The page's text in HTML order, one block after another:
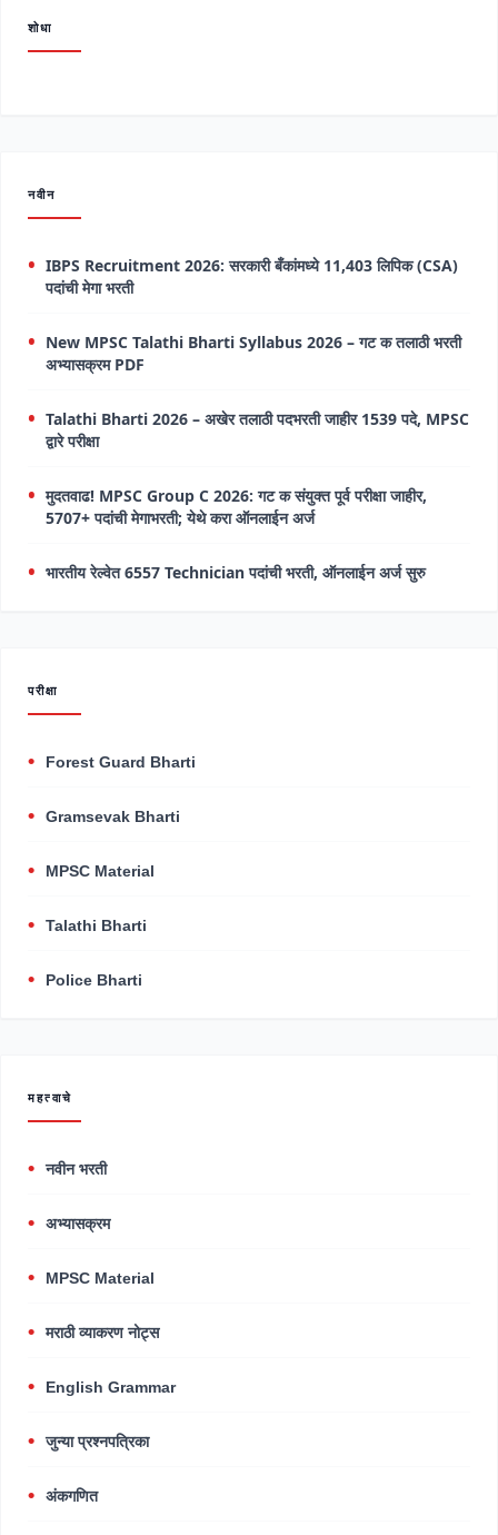
शोधा
नवीन
IBPS Recruitment 2026: सरकारी बँकांमध्ये 11,403 लिपिक (CSA)
पदांची मेगा भरती
New MPSC Talathi Bharti Syllabus 2026 – गट क तलाठी भरती
अभ्यासक्रम PDF
Talathi Bharti 2026 – अखेर तलाठी पदभरती जाहीर 1539 पदे, MPSC
द्वारे परीक्षा
मुदतवाढ! MPSC Group C 2026: गट क संयुक्त पूर्व परीक्षा जाहीर,
5707+ पदांची मेगाभरती; येथे करा ऑनलाईन अर्ज
भारतीय रेल्वेत 6557 Technician पदांची भरती, ऑनलाईन अर्ज सुरु
परीक्षा
Forest Guard Bharti
Gramsevak Bharti
MPSC Material
Talathi Bharti
Police Bharti
महत्वाचे
नवीन भरती
अभ्यासक्रम
MPSC Material
मराठी व्याकरण नोट्स
English Grammar
जुन्या प्रश्नपत्रिका
अंकगणित